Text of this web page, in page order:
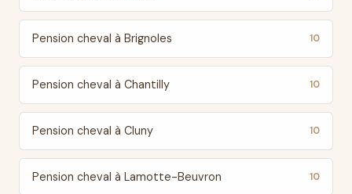
Pension cheval à Brignoles 10
Pension cheval à Chantilly 10
Pension cheval à Cluny 10
Pension cheval à Lamotte-Beuvron 10